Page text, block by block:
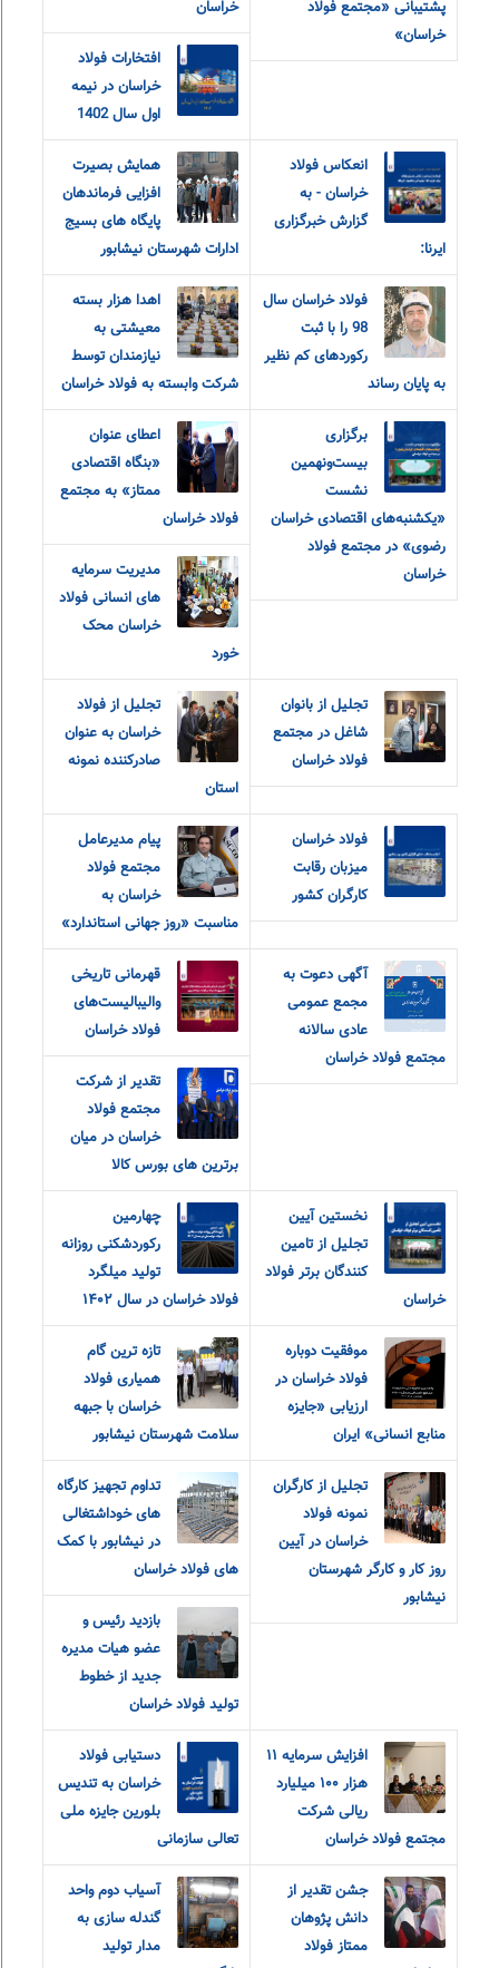
پشتیبانی «مجتمع فولاد
خراسان»
خراسان
افتخارات فولاد
خراسان در نیمه
اول سال 1402
انعکاس فولاد
خراسان - به
گزارش خبرگزاری
ایرنا:
همایش بصیرت
افزایی فرماندهان
پایگاه های بسیج
ادارات شهرستان نیشابور
فولاد خراسان سال
98 را با ثبت
رکوردهای کم نظیر
به پایان رساند
اهدا هزار بسته
معیشتی به
نیازمندان توسط
شرکت وابسته به فولاد خراسان
برگزاری
بیست‌ونهمین
نشست
«یکشنبه‌های اقتصادی خراسان
رضوی» در مجتمع فولاد
خراسان
اعطای عنوان
«بنگاه اقتصادی
ممتاز» به مجتمع
فولاد خراسان
مدیریت سرمایه
های انسانی فولاد
خراسان محک
خورد
تجلیل از بانوان
شاغل در مجتمع
فولاد خراسان
تجلیل از فولاد
خراسان به عنوان
صادرکننده نمونه
استان
فولاد خراسان
میزبان رقابت
کارگران کشور
پیام مدیرعامل
مجتمع فولاد
خراسان به
مناسبت «روز جهانی استاندارد»
آگهی دعوت به
مجمع عمومی
عادی سالانه
مجتمع فولاد خراسان
قهرمانی تاریخی
والیبالیست‌های
فولاد خراسان
تقدیر از شرکت
مجتمع فولاد
خراسان در میان
برترین های بورس کالا
نخستین آیین
تجلیل از تامین
کنندگان برتر فولاد
خراسان
چهارمین
رکوردشکنی روزانه
تولید میلگرد
فولاد خراسان در سال ۱۴۰۲
موفقیت دوباره
فولاد خراسان در
ارزیابی «جایزه
منابع انسانی» ایران
تازه ترین گام
همیاری فولاد
خراسان با جبهه
سلامت شهرستان نیشابور
تجلیل از کارگران
نمونه فولاد
خراسان در آیین
روز کار و کارگر شهرستان
نیشابور
تداوم تجهیز کارگاه
های خوداشتغالی
در نیشابور با کمک
های فولاد خراسان
بازدید رئیس و
عضو هیات مدیره
جدید از خطوط
تولید فولاد خراسان
افزایش سرمایه ۱۱
هزار ۱۰۰ میلیارد
ریالی شرکت
مجتمع فولاد خراسان
دستیابی فولاد
خراسان به تندیس
بلورین جایزه ملی
تعالی سازمانی
جشن تقدیر از
دانش پژوهان
ممتاز فولاد
آسیاب دوم واحد
گندله سازی به
مدار تولید